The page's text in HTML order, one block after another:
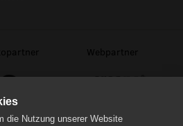
die Nutzung unserer Website
Webpartner